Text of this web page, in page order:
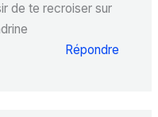
de te recroiser sur
Répondre